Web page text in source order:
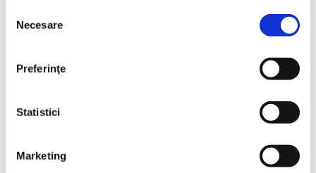
consimțământului
Necesare
Preferinţe
Statistici
Marketing
Lumea noastră orwelliană